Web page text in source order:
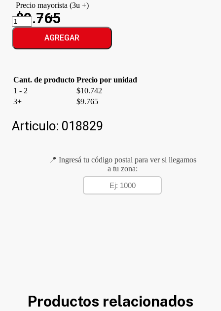
Precio mayorista (3u +)
$9.765
TRUMPETER
CHAMPAGNE
CHARD.EXTRA
cantidad
AGREGAR
Cant. de producto Precio por unidad
1 - 2
$10.742
3+
$9.765
Articulo: 018829
📍 Ingresá tu código postal para ver si llegamos
a tu zona:
Productos relacionados